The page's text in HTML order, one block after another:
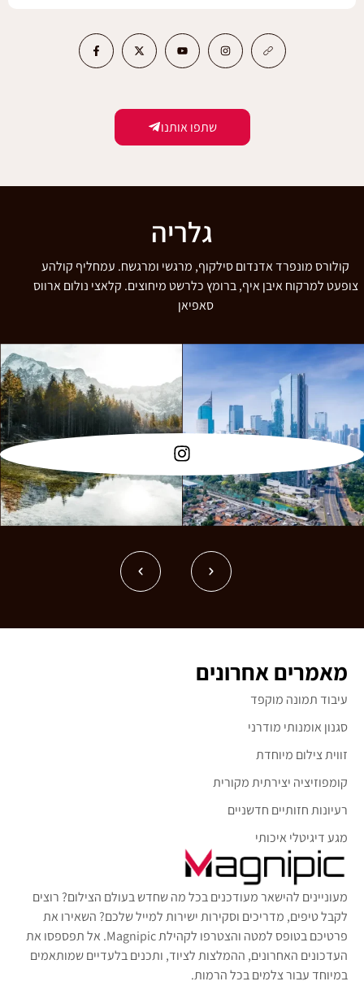
שתפו אותנו
גלריה
קולורס מונפרד אדנדום סילקוף, מרגשי ומרגשח. עמחליף קולהע
צופעט למרקוח איבן איף, ברומץ כלרשט מיחוצים. קלאצי נולום ארווס
סאפיאן
מאמרים אחרונים
עיבוד תמונה מוקפד
סגנון אומנותי מודרני
זווית צילום מיוחדת
קומפוזיציה יצירתית מקורית
רעיונות חזותיים חדשניים
מגע דיגיטלי איכותי
מעוניינים להישאר מעודכנים בכל מה שחדש בעולם הצילום? רוצים
לקבל טיפים, מדריכים וסקירות ישירות למייל שלכם? השאירו את
פרטיכם בטופס למטה והצטרפו לקהילת Magnipic. אל תפספסו את
העדכונים האחרונים, ההמלצות לציוד, ותכנים בלעדיים שמותאמים
במיוחד עבור צלמים בכל הרמות.